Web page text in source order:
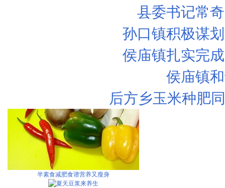
县委书记常
孙口镇积极谋
侯庙镇扎实完
侯庙镇
后方乡玉米种肥
半素食减肥食谱营养又瘦身